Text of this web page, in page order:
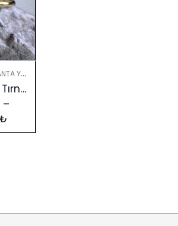
YÜZÜKLER
Kişiye Özel Altı Tırnak Klasik Tektaş Yüzük – GIA & HRD Sertifikalı
–
₺